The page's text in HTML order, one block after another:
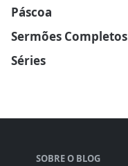
Páscoa
Sermões Completos
Séries
SOBRE O BLOG